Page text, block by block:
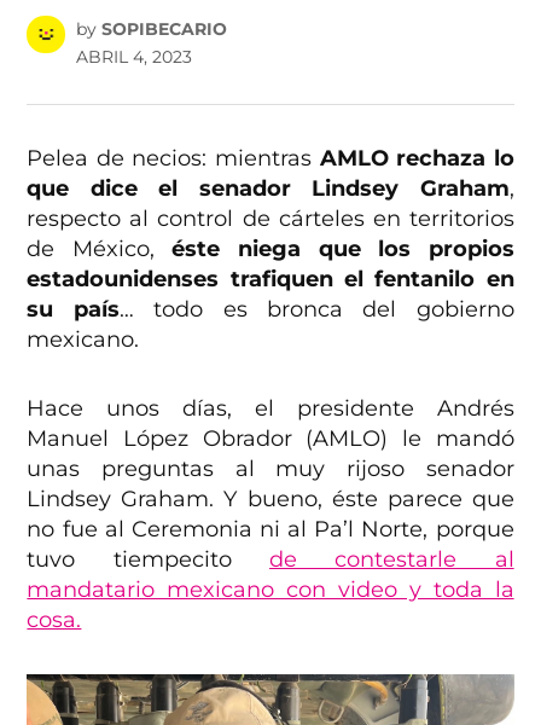
by SOPIBECARIO
ABRIL 4, 2023
Pelea de necios: mientras AMLO rechaza lo
que dice el senador Lindsey Graham,
respecto al control de cárteles en territorios
de México,éste niega que los propios
estadounidenses trafiquen el fentanilo en
su país… todo es bronca del gobierno
mexicano.
Hace unos días, el presidente Andrés
Manuel López Obrador (AMLO) le mandó
unas preguntas al muy rijoso senador
Lindsey Graham. Y bueno, éste parece que
no fue al Ceremonia ni al Pa’l Norte, porque
tuvo tiempecito de contestarle al
mandatario mexicano con video y toda la
cosa.